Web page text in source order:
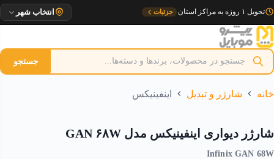
پرش
به
محتوا
انتخاب شهر تحویل ۱ روزه به مراکز استان جزئیات
جستجو
خانه شارژر و تبدیل اینفینیکس
شارژر دیواری اینفینیکس مدل GAN ۶۸W
Infinix GAN 68W